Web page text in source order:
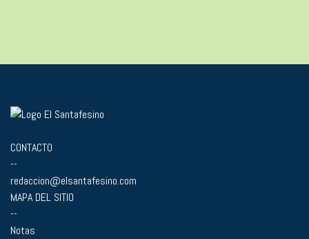
CONTACTO
--
redaccion@elsantafesino.com
MAPA DEL SITIO
--
Notas